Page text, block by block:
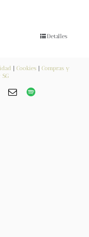
Detalles
Cookies| Compras y